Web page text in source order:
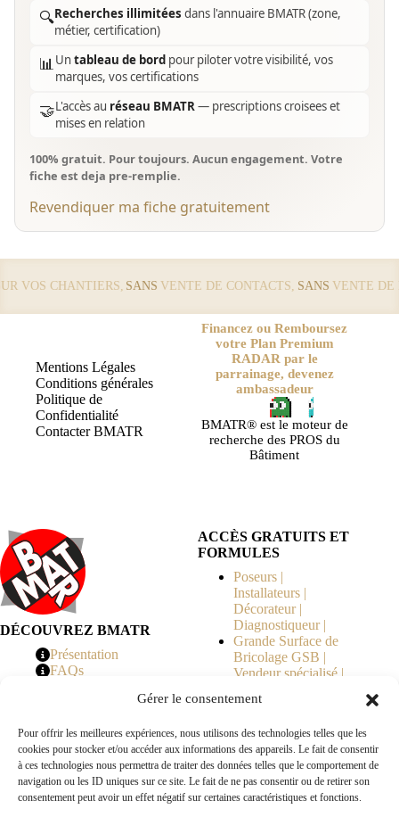
Gérer le consentement
Pour offrir les meilleures expériences, nous utilisons des technologies telles que les
cookies pour stocker et/ou accéder aux informations des appareils. Le fait de consentir
à ces technologies nous permettra de traiter des données telles que le comportement de
navigation ou les ID uniques sur ce site. Le fait de ne pas consentir ou de retirer son
consentement peut avoir un effet négatif sur certaines caractéristiques et fonctions.
🔍Recherches illimitées dans l'annuaire BMATR (zone,
métier, certification)
📊Untableau de bord pour piloter votre visibilité, vos
marques, vos certifications
🤝L'accès au réseau BMATR— prescriptions croisees et
mises en relation
100% gratuit. Pour toujours. Aucun engagement. Votre
fiche est deja pre-remplie.
Revendiquer ma fiche gratuitement
VOS CHANTIERS, SANSVENTE DE CONTACTS,SANSVENTE DE
Mentions Légales
Conditions générales
Politique de
Confidentialité
Contacter BMATR
Financez ou Remboursez
votre Plan Premium
RADAR par le
parrainage, devenez
ambassadeur
BMATR® est le moteur de
recherche des PROS du
Bâtiment
DÉCOUVREZ BMATR
Présentation
FAQs
ACCÈS GRATUITS ET
FORMULES
Poseurs |
Installateurs |
Décorateur |
Diagnostiqueur |
Grande Surface de
Bricolage GSB |
Vendeur spécialisé |
Copropriété | MOE |
en Travaux |
Fabricants | Marque |
© 2026 BMATR® — Tous droits réservés.